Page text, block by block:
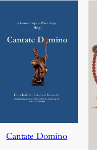
Cantate Domino